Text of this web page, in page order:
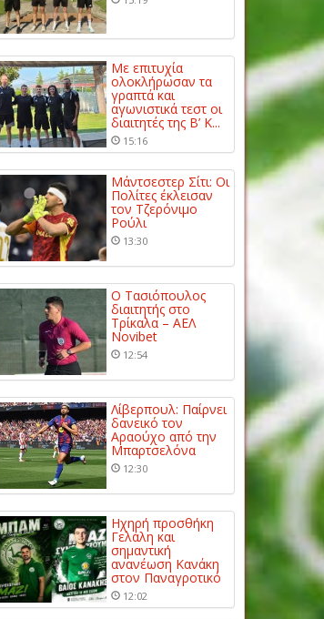
Με επιτυχία
ολοκλήρωσαν τα
γραπτά και
αγωνιστικά τεστ οι
διαιτητές της Β’ Κ...
15:16
Μάντσεστερ Σίτι: Οι
Πολίτες έκλεισαν
τον Τζερόνιμο
Ρούλι
13:30
Ο Τασιόπουλος
διαιτητής στο
Τρίκαλα – ΑΕΛ
Novibet
12:54
Λίβερπουλ: Παίρνει
δανεικό τον
Αραούχο από την
Μπαρτσελόνα
12:30
Ηχηρή προσθήκη
Γελάλη και
σημαντική
ανανέωση Κανάκη
στον Παναγροτικό
12:02